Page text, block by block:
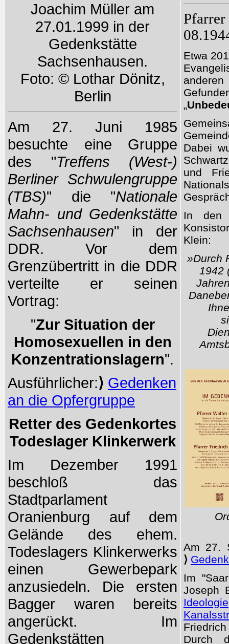
Joachim Müller am
27.01.1999 in der
Gedenkstätte
Sachsenhausen.
Foto: © Lothar Dönitz,
Berlin
Am 27. Juni 1985
besuchte eine Gruppe
des "Treffens (West-)
Berliner Schwulengruppe
(TBS)" die "Nationale
Mahn- und Gedenkstätte
Sachsenhausen" in der
DDR. Vor dem
Grenzübertritt in die DDR
verteilte er seinen
Vortrag:
"Zur Situation der
Homosexuellen in den
Konzentrationslagern".
Ausführlicher:⟩ Gedenken
an die Opfergruppe
Retter des Gedenkortes
Todeslager Klinkerwerk
Im Dezember 1991
beschloß das
Stadtparlament
Oranienburg auf dem
Gelände des ehem.
Todeslagers Klinkerwerks
einen Gewerbepark
anzusiedeln. Die ersten
Bagger waren bereits
angerückt. Im
Gedenkstätten
Pfarrer
Etwa
„
Dabei
und
In den
Klein:
»Durch
1942
Am 27.
⟩
Im
Joseph
Ideologie
Durch